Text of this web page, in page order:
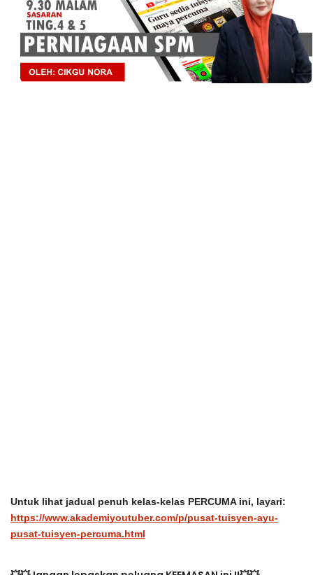
Untuk lihat jadual penuh kelas-kelas PERCUMA ini, layari:
https://www.akademiyoutuber.com/p/pusat-tuisyen-ayu-
pusat-tuisyen-percuma.html